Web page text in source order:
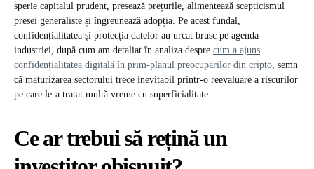
sperie capitalul prudent, presează prețurile, alimentează scepticismul
presei generaliste și îngreunează adopția. Pe acest fundal,
confidențialitatea și protecția datelor au urcat brusc pe agenda
industriei, după cum am detaliat în analiza despre cum a ajuns
confidențialitatea digitală în prim-planul preocupărilor din cripto, semn
că maturizarea sectorului trece inevitabil printr-o reevaluare a riscurilor
pe care le-a tratat multă vreme cu superficialitate.
Ce ar trebui să rețină un